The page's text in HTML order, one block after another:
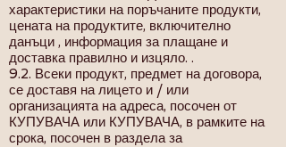
характеристики на поръчаните продукти,
цената на продуктите, включително
данъци , информация за плащане и
доставка правилно и изцяло. .
9.2. Всеки продукт, предмет на договора,
се доставя на лицето и / или
организацията на адреса, посочен от
КУПУВАЧА или КУПУВАЧА, в рамките на
срока, посочен в раздела за